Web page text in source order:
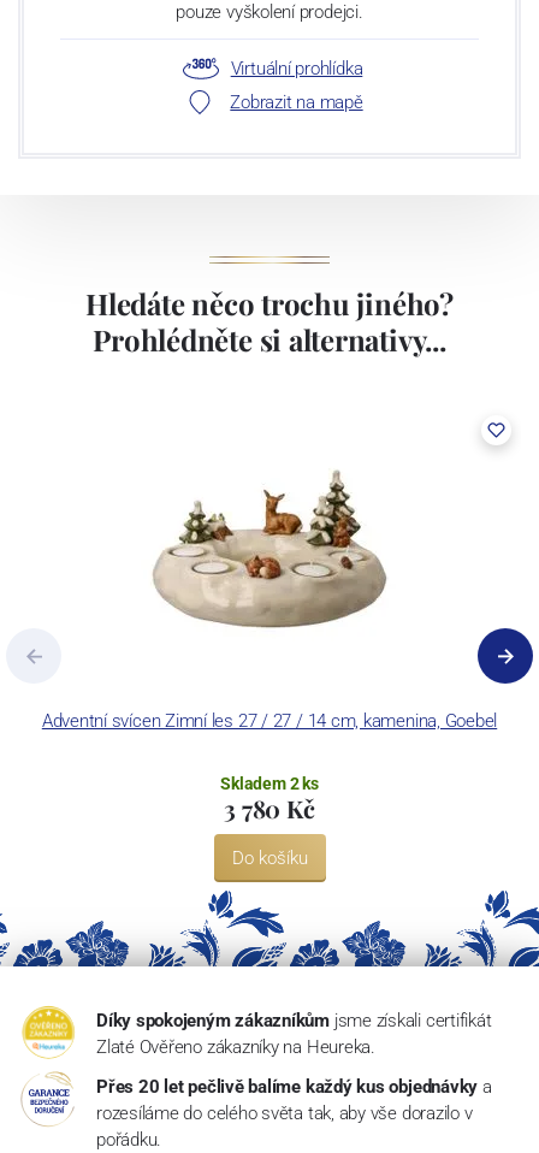
pouze vyškolení prodejci.
Virtuální prohlídka
Zobrazit na mapě
Hledáte něco trochu jiného?
Prohlédněte si alternativy...
Adventní svícen Zimní les 27 / 27 / 14 cm, kamenina, Goebel
Skladem 2 ks
3 780 Kč
Do košíku
Díky spokojeným zákazníkům jsme získali certifikát
Zlaté Ověřeno zákazníky na Heureka.
Přes 20 let pečlivě balíme každý kus objednávky a
rozesíláme do celého světa tak, aby vše dorazilo v
pořádku.